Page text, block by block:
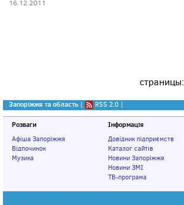
16.12.2011
страницы:
Запоріжжя та область | RSS 2.0 |
Розваги
Афіша Запоріжжя
Відпочинок
Музика
Інформація
Довідник підприємств
Каталог сайтів
Новини Запоріжжя
Новини ЗМІ
ТВ-програма